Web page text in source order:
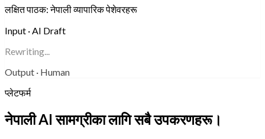
लक्षित पाठक: नेपाली व्यापारिक पेशेवरहरू
Input · AI Draft
Rewriting...
Output · Human
प्लेटफर्म
नेपाली AI सामग्रीका लागि सबै उपकरणहरू।